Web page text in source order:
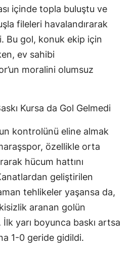
içinde topla buluştu ve
fileleri havalandırarak
Bu gol, konuk ekip için
ev sahibi
moralini olumsuz
Kursa da Gol Gelmedi
kontrolünü eline almak
özellikle orta
hücum hattını
geliştirilen
tehlikeler yaşansa da,
aranan golün
yarı boyunca baskı artsa
1-0 geride gidildi.